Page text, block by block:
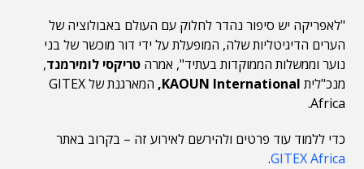
"לאפריקה יש סיפור נהדר לחלוק עם העולם באבולוציה של
הערים הדיגיטליות שלה, המופעלת על ידי דור מוכשר של בני
נוער וממשלות הממוקדות בעתיד", אמרה טריקסי לומירמנד,
מנכ"לית KAOUN International,
המארגנת של GITEX
Africa.
כדי ללמוד עוד פרטים ולהירשם לאירוע זה – בקרוב באתר
GITEX Africa
.